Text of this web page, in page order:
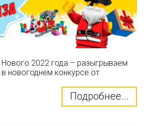
2022 года – разыгрываем
в новогоднем конкурсе от
Подробнее...